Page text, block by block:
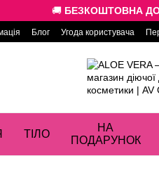
🚚 БЕЗКОШТОВНА
Блог Угода користувача
ТІЛО
НА
ПОДАРУНОК